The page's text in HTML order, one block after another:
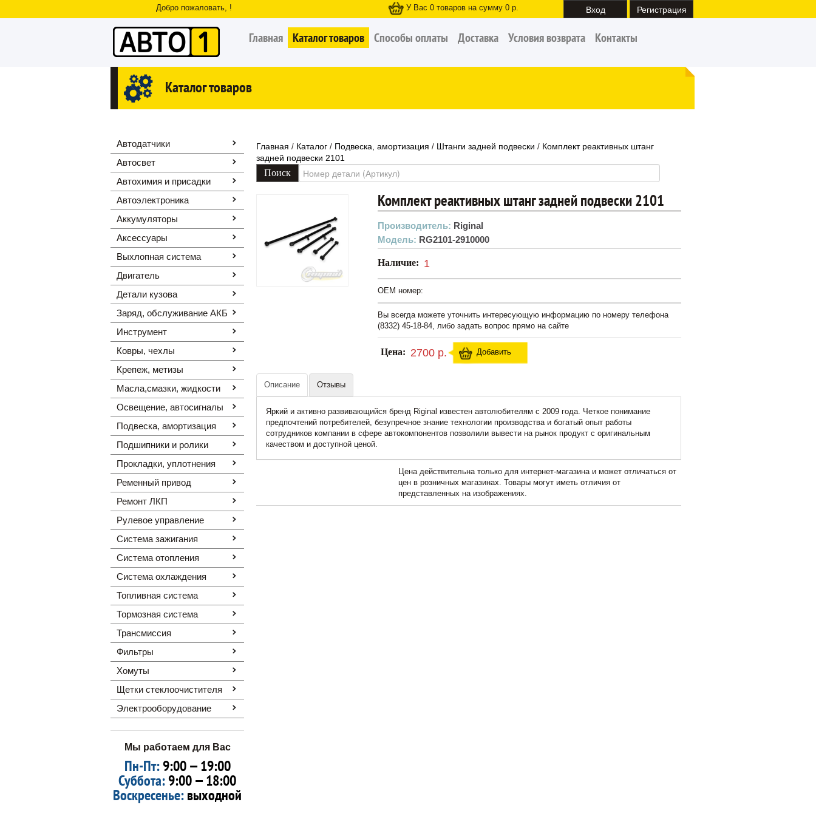
Добро пожаловать, ! У Вас 0 товаров на сумму 0 р. Вход Регистрация
Главная Каталог товаров Способы оплаты Доставка Условия возврата Контакты
Каталог товаров
Автодатчики
Автосвет
Автохимия и присадки
Автоэлектроника
Аккумуляторы
Аксессуары
Выхлопная система
Двигатель
Детали кузова
Заряд, обслуживание АКБ
Инструмент
Ковры, чехлы
Крепеж, метизы
Масла,смазки, жидкости
Освещение, автоcигналы
Подвеска, амортизация
Подшипники и ролики
Прокладки, уплотнения
Ременный привод
Ремонт ЛКП
Рулевое управление
Система зажигания
Система отопления
Система охлаждения
Топливная система
Тормозная система
Трансмиссия
Фильтры
Хомуты
Щетки стеклоочистителя
Электрооборудование
Мы работаем для Вас
Пн-Пт:9:00 — 19:00
Суббота:9:00 — 18:00
Воскресенье:выходной
Главная / Каталог / Подвеска, амортизация / Штанги задней подвески / Комплект реактивных штанг
задней подвески 2101
Комплект реактивных штанг задней подвески 2101
Производитель: Riginal
Модель: RG2101-2910000
Наличие: 1
OEM номер:
Вы всегда можете уточнить интересующую информацию по номеру телефона
(8332) 45-18-84, либо задать вопрос прямо на сайте
Цена: 2700 р. Добавить
Описание Отзывы
Яркий и активно развивающийся бренд Riginal известен автолюбителям с 2009 года. Четкое понимание
предпочтений потребителей, безупречное знание технологии производства и богатый опыт работы
сотрудников компании в сфере автокомпонентов позволили вывести на рынок продукт с оригинальным
качеством и доступной ценой.
Цена действительна только для интернет-магазина и может отличаться от
цен в розничных магазинах. Товары могут иметь отличия от
представленных на изображениях.